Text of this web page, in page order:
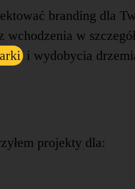
branding dla
w
i wydobycia
projekty dla: